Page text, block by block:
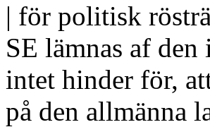
| för politisk
SE lämnas af
intet hinder för,
på den allmänna